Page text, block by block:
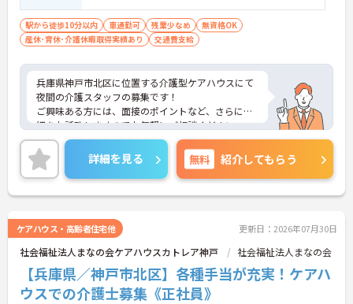
駅から徒歩10分以内 車通勤可 残業少なめ
無資格OK
産休･育休･介護休暇取得実績あり
交通費支給
兵庫県神戸市北区に位置する介護型ケアハウスにて
夜間の介護スタッフの募集です！
ご興味ある方には、面接のポイントなど、さらに詳
細をお話致しますのでお気軽にご相談ください。
詳細を見る 無料 紹介してもらう
ケアハウス・高齢者住宅他 更新日：2026年07月30日
社会福祉法人まなの会ケアハウスカトレア神戸 社会福祉法人まなの会
【兵庫県／神戸市北区】各種手当が充実！ケアハ
ウスでの介護士募集《正社員》